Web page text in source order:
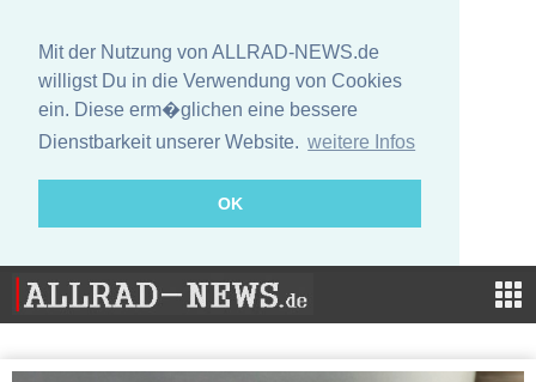
Mit der Nutzung von ALLRAD-NEWS.de
willigst Du in die Verwendung von Cookies
ein. Diese erm�glichen eine bessere
Dienstbarkeit unserer Website. weitere Infos
OK